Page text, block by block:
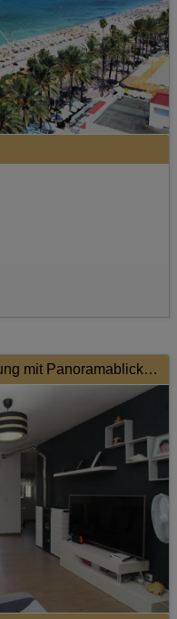
Modernisierte Maisonette-Wohnung mit Panoramablick in Palma – Pere Garau